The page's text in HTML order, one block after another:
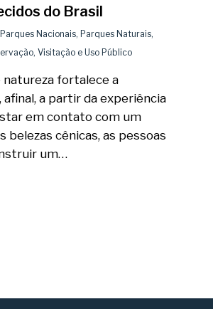
do Brasil
Parques Nacionais, Parques Naturais,
, Visitação e Uso Público
natureza fortalece a
afinal, a partir da experiência
em contato com um
belezas cênicas, as pessoas
um…